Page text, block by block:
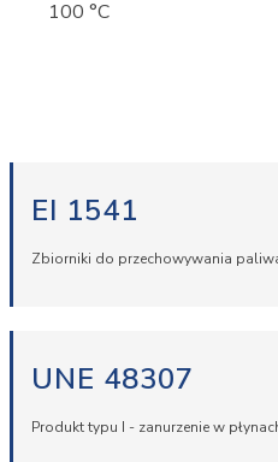
100 °C
EI 1541
Zbiorniki do przechowywania
UNE 48307
Produkt typu I - zanurzenie w